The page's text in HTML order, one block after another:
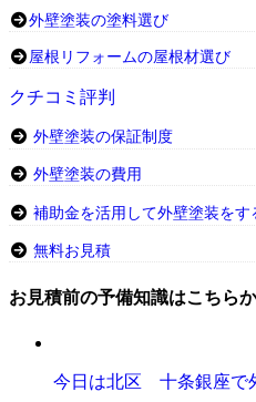
外壁塗装の塗料選び
屋根リフォームの屋根材選び
クチコミ評判
外壁塗装の保証制度
外壁塗装の費用
補助金を活用して外壁塗装をす
無料お見積
お見積前の予備知識はこちら
今日は北区 十条銀座で